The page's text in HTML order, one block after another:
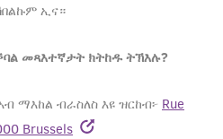
ኢና።
መጻእተኛታት ክትከዱ ትኽእሉ?
ማእከል ብራስለስ እዩ ዝርከብ፦ Rue
Brussels